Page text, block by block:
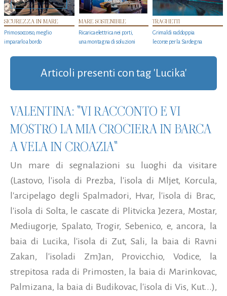
SICUREZZA IN MARE
Primo soccorso, meglio
impararlo a bordo
MARE SOSTENIBILE
Ricarica elettrica nei porti,
una montagna di soluzioni
TRAGHETTI
Grimaldi raddoppia
le corse per la Sardegna
Articoli presenti con tag 'Lucika'
VALENTINA: "VI RACCONTO E VI
MOSTRO LA MIA CROCIERA IN BARCA
A VELA IN CROAZIA"
Un mare di segnalazioni su luoghi da visitare
(Lastovo, l'isola di Prezba, l'isola di Mljet, Korcula,
l'arcipelago degli Spalmadori, Hvar, l'isola di Brac,
l'isola di Solta, le cascate di Plitvicka Jezera, Mostar,
Mediugorje, Spalato, Trogir, Sebenico, e, ancora, la
baia di Lucika, l'isola di Zut, Sali, la baia di Ravni
Zakan, l'isoladi ZmJan, Provicchio, Vodice, la
strepitosa rada di Primosten, la baia di Marinkovac,
Palmizana, la baia di Budikovac, l'isola di Vis, Kut...),